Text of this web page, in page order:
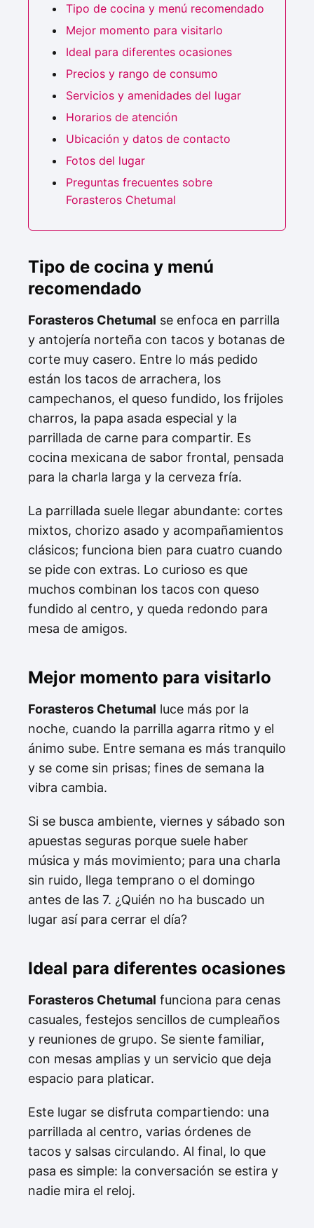
Tipo de cocina y menú recomendado
Mejor momento para visitarlo
Ideal para diferentes ocasiones
Precios y rango de consumo
Servicios y amenidades del lugar
Horarios de atención
Ubicación y datos de contacto
Fotos del lugar
Preguntas frecuentes sobre
Forasteros Chetumal
Tipo de cocina y menú
recomendado
Forasteros Chetumal se enfoca en parrilla
y antojería norteña con tacos y botanas de
corte muy casero. Entre lo más pedido
están los tacos de arrachera, los
campechanos, el queso fundido, los frijoles
charros, la papa asada especial y la
parrillada de carne para compartir. Es
cocina mexicana de sabor frontal, pensada
para la charla larga y la cerveza fría.
La parrillada suele llegar abundante: cortes
mixtos, chorizo asado y acompañamientos
clásicos; funciona bien para cuatro cuando
se pide con extras. Lo curioso es que
muchos combinan los tacos con queso
fundido al centro, y queda redondo para
mesa de amigos.
Mejor momento para visitarlo
Forasteros Chetumal luce más por la
noche, cuando la parrilla agarra ritmo y el
ánimo sube. Entre semana es más tranquilo
y se come sin prisas; fines de semana la
vibra cambia.
Si se busca ambiente, viernes y sábado son
apuestas seguras porque suele haber
música y más movimiento; para una charla
sin ruido, llega temprano o el domingo
antes de las 7. ¿Quién no ha buscado un
lugar así para cerrar el día?
Ideal para diferentes ocasiones
Forasteros Chetumal funciona para cenas
casuales, festejos sencillos de cumpleaños
y reuniones de grupo. Se siente familiar,
con mesas amplias y un servicio que deja
espacio para platicar.
Este lugar se disfruta compartiendo: una
parrillada al centro, varias órdenes de
tacos y salsas circulando. Al final, lo que
pasa es simple: la conversación se estira y
nadie mira el reloj.